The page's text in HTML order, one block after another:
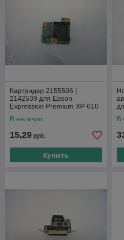
Картридер 2155506 |
2142539 для Epson
Expression Premium XP-610
В наличии
15,29 руб.
Купить
В